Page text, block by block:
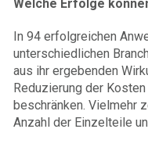
Welche Erfolge
In 94 erfolgreichen
unterschiedlichen
aus ihr ergebenden
Reduzierung der
beschränken. Vielmehr
Anzahl der Einzelteile